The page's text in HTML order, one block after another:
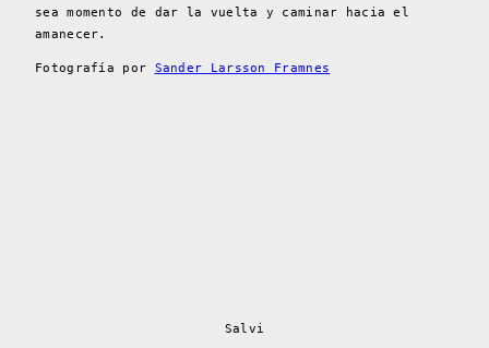
sea momento de dar la vuelta y caminar hacia el
amanecer.
Fotografía por Sander Larsson Framnes
Salvi